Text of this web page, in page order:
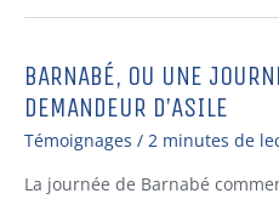
BARNABÉ, OU UNE
DEMANDEUR D’ASILE
Témoignages / 2 minutes de
La journée de Barnabé
Barnabé,
ou
journée
ordinaire